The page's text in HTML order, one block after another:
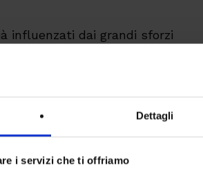
Dettagli
i servizi che ti offriamo
influenzati dai grandi sforzi
del Politecnico, l’Italia